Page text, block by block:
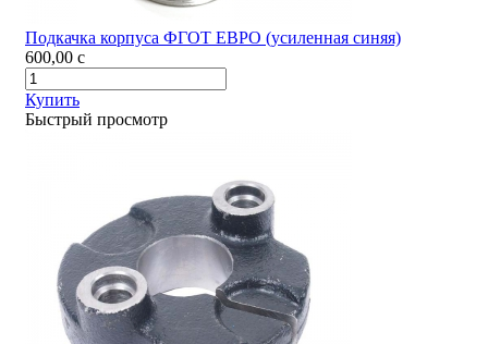
Подкачка корпуса ФГОТ ЕВРО (усиленная синяя)
600,00 c
Купить
Быстрый просмотр